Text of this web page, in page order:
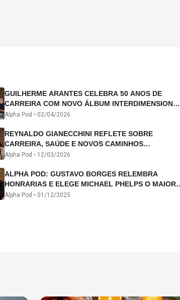
GUILHERME ARANTES CELEBRA 50 ANOS DE
CARREIRA COM NOVO ÁLBUM INTERDIMENSIONAL
E TURNÊ “50 ANOS-LUZ”
Alpha Pod • 02/04/2026
REYNALDO GIANECCHINI REFLETE SOBRE
CARREIRA, SAÚDE E NOVOS CAMINHOS
ARTÍSTICOS NO ALPHA POD
Alpha Pod • 12/03/2026
ALPHA POD: GUSTAVO BORGES RELEMBRA
HONRARIAS E ELEGE MICHAEL PHELPS O MAIOR
ATLETA DA HISTÓRIA
Alpha Pod • 01/12/2025